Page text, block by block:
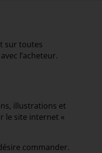
sur toutes
l’acheteur.
illustrations et
le site internet «
commander.